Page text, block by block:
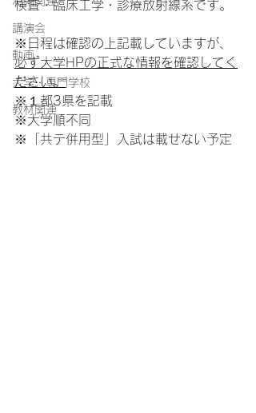
講演会
動画
大学・専門学校
教材関連
検査・臨床工学・診療放射線系です。
※日程は確認の上記載していますが、
必ず大学HPの正式な情報を確認してく
ださい。
※１都3県を記載
※大学順不同
※「共テ併用型」入試は載せない予定